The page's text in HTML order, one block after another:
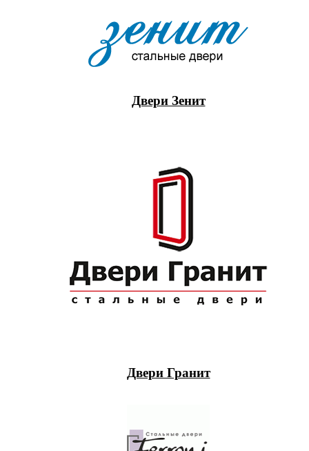
Двери Зенит
Двери Гранит